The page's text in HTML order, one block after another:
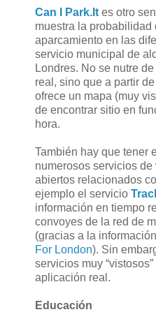
Can I Park.It es otro
muestra la probabilidad
aparcamiento en las
servicio municipal de
Londres. No se nutre
real, sino que a partir
ofrece un mapa (muy
de encontrar sitio en
hora.
También hay que tener
numerosos servicios
abiertos relacionados
ejemplo el servicio
información en tiempo
convoyes de la red de
(gracias a la
For London). Sin
servicios muy
aplicación real.
Educación